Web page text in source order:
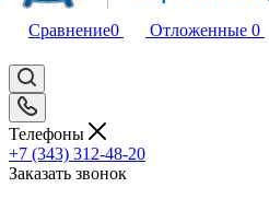
Сравнение0 Отложенные 0
Телефоны
+7 (343) 312-48-20
Заказать звонок